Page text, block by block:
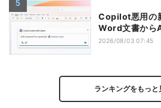
Copilot悪用の
Word文書から
2026/08/03 07:45
ランキングをもっと